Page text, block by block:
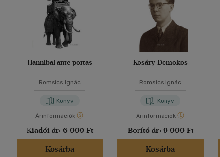
Hannibal ante portas
Romsics Ignác
Könyv
Árinformációk
Kiadói ár: 6 999 Ft
Kosárba
Kosáry Domokos
Romsics Ignác
Könyv
Árinformációk
Borító ár: 9 999 Ft
Kosárba